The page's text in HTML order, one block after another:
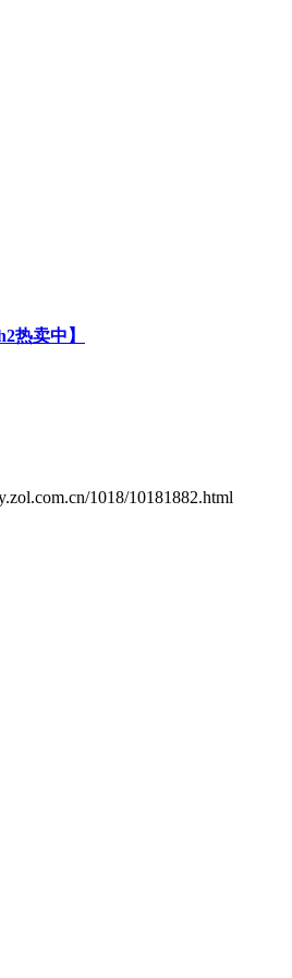
热卖中】
1018/10181882.html